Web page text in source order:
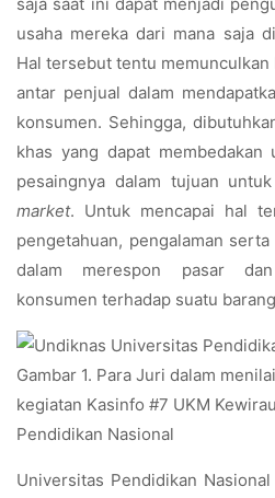
usaha mereka dari mana saja
Hal tersebut tentu
antar penjual dalam
konsumen. Sehingga,
khas yang dapat membedakan
pesaingnya dalam tujuan
market. Untuk mencapai hal
pengetahuan, pengalaman
dalam merespon pasar
konsumen terhadap suatu
Gambar 1. Para Juri dalam
kegiatan Kasinfo #7 UKM
Pendidikan Nasional
Universitas Pendidikan